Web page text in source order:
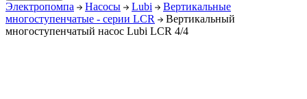
Электропомпа Насосы Lubi
Вертикальные
многоступенчатые - серии LCR
Вертикальный
многоступенчатый насос Lubi LCR 4/4